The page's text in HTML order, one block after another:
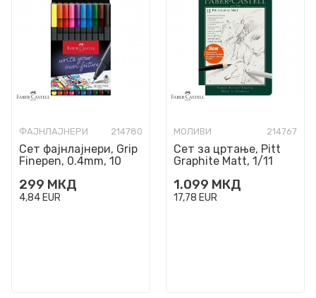
ФАЈНЛАЈНЕРИ 214780
Сет фајнлајнери, Grip
Finepen, 0.4mm, 10
299 МКД
4,84 EUR
МОЛИВИ 214767
Сет за цртање, Pitt
Graphite Matt, 1/11
1.099 МКД
17,78 EUR